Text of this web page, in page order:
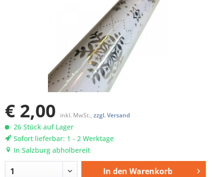
€ 2,00 inkl. MwSt., zzgl. Versand
26 Stück auf Lager
Sofort lieferbar: 1 - 2 Werktage
In Salzburg abholbereit
In den Warenkorb